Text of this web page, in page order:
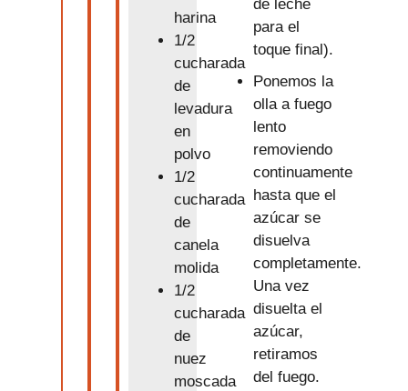
harina
1/2
cucharada
de
levadura
en
polvo
1/2
cucharada
de
canela
molida
1/2
cucharada
de
nuez
moscada
de leche
para el
toque final).
Ponemos la
olla a fuego
lento
removiendo
continuamente
hasta que el
azúcar se
disuelva
completamente.
Una vez
disuelta el
azúcar,
retiramos
del fuego.